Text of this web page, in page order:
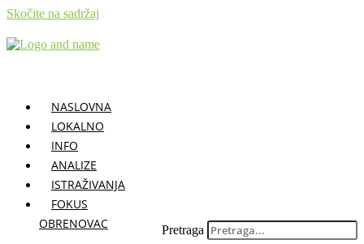
Skočite na sadržaj
NASLOVNA
LOKALNO
INFO
ANALIZE
ISTRAŽIVANJA
FOKUS
OBRENOVAC
Pretraga